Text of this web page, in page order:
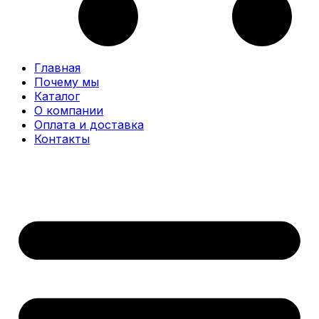
Главная
Почему мы
Каталог
О компании
Оплата и доставка
Контакты